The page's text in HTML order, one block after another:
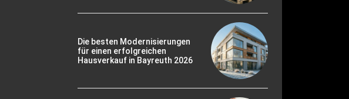
Die besten Modernisierungen
für einen erfolgreichen
Hausverkauf in Bayreuth 2026